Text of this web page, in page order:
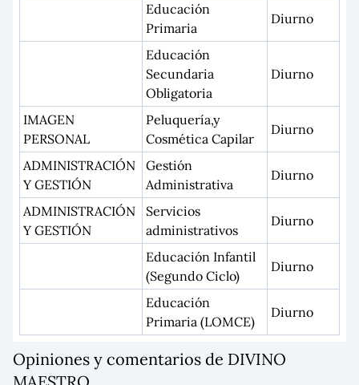
Educación
Primaria
Diurno
Educación
Secundaria
Obligatoria
Diurno
IMAGEN
PERSONAL
Peluquería,y
Cosmética Capilar
Diurno
ADMINISTRACIÓN
Y GESTIÓN
Gestión
Administrativa
Diurno
ADMINISTRACIÓN
Y GESTIÓN
Servicios
administrativos
Diurno
Educación Infantil
(Segundo Ciclo)
Diurno
Educación
Primaria (LOMCE)
Diurno
Opiniones y comentarios de DIVINO